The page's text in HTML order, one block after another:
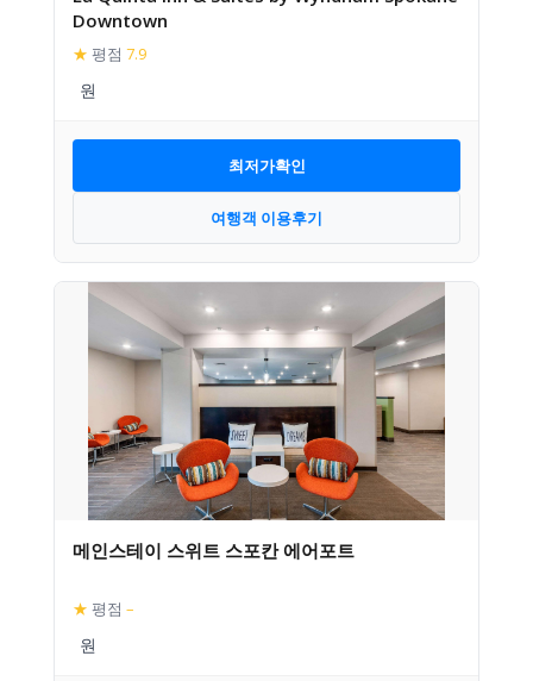
Downtown
★ 평점 7.9
최저가확인
여행객 이용후기
메인스테이 스위트 스포칸 에어포트
★ 평점 –